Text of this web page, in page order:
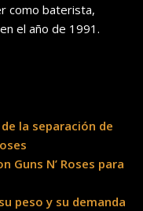
como baterista,
el año de 1991.
la separación de
Guns N’ Roses para
peso y su demanda